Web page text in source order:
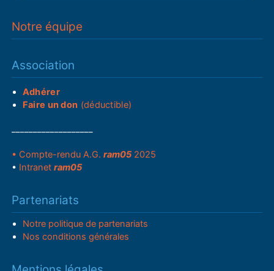
Notre équipe
Association
Adhérer
Faire un don (déductible)
• Compte-rendu A.G.ram05 2025
• Intranetram05
Partenariats
Notre politique de partenariats
Nos conditions générales